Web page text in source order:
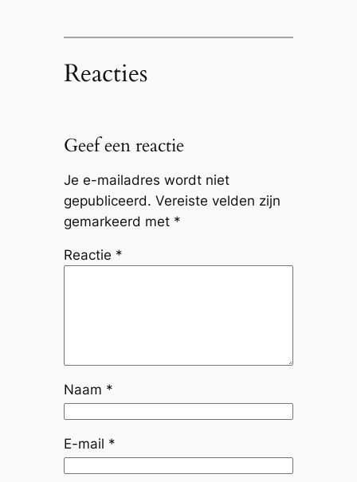
Reacties
Geef een reactie
Je e-mailadres wordt niet
gepubliceerd. Vereiste velden zijn
gemarkeerd met *
Reactie *
Naam *
E-mail *